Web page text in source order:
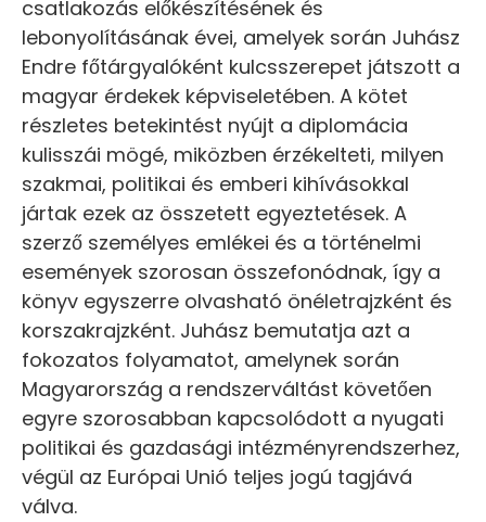
csatlakozás előkészítésének és
lebonyolításának évei, amelyek során Juhász
Endre főtárgyalóként kulcsszerepet játszott a
magyar érdekek képviseletében. A kötet
részletes betekintést nyújt a diplomácia
kulisszái mögé, miközben érzékelteti, milyen
szakmai, politikai és emberi kihívásokkal
jártak ezek az összetett egyeztetések. A
szerző személyes emlékei és a történelmi
események szorosan összefonódnak, így a
könyv egyszerre olvasható önéletrajzként és
korszakrajzként. Juhász bemutatja azt a
fokozatos folyamatot, amelynek során
Magyarország a rendszerváltást követően
egyre szorosabban kapcsolódott a nyugati
politikai és gazdasági intézményrendszerhez,
végül az Európai Unió teljes jogú tagjává
válva.